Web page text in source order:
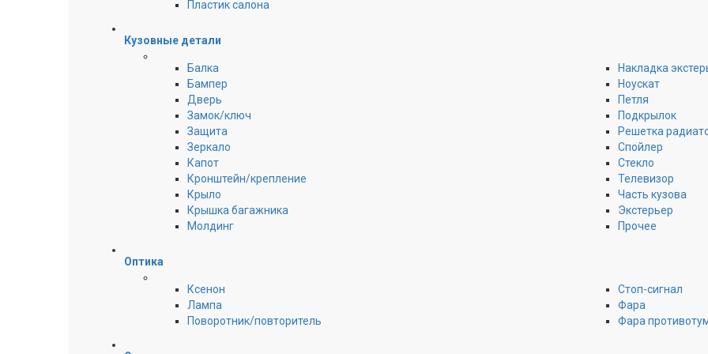
Пластик салона
Кузовные детали
Балка
Бампер
Дверь
Замок/ключ
Защита
Зеркало
Капот
Кронштейн/крепление
Крыло
Крышка багажника
Молдинг
Накладка
Ноускат
Петля
Подкрылок
Решетка
Спойлер
Стекло
Телевизор
Часть кузова
Экстерьер
Прочее
Оптика
Ксенон
Лампа
Поворотник/повторитель
Стоп-сигнал
Фара
Фара